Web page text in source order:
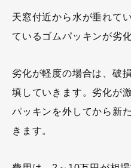
天窓付近から水が垂れて
ているゴムパッキンが劣
劣化が軽度の場合は、破
填していきます。劣化が
パッキンを外してから新
きます。